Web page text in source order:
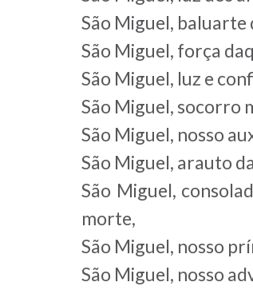
São Miguel, baluarte
São Miguel, força
São Miguel, luz e
São Miguel, socorro
São Miguel, nosso
São Miguel, arauto
São Miguel,
morte,
São Miguel, nosso
São Miguel, nosso